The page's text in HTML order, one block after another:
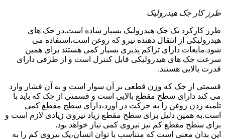
طرز کار جک هیدرولیک
طرز کارکرد یک جک هیدرولیک بسیار ساده است.در جک های
هیدرولیکی از انتقال دهنده نیرو که روغن است،استفاده می
شود.مایعات دارای تراکم پذیری بسیار کمی هستند برای همین
سرعت جک های هیدرولیکی قابل کنترل است و از طرفی دارای
قدرت بالایی هستند.
قسمتی از جک که وزن قطعی بر آن سوار است و به آن فشار وارد
می کند دارای سطح مقطع بالایی است و قسمتی از جک که باید با
تلمبه زدن روغن را به حرکت در آورد،دارای سطح مقطع کمی
است.به همین دلیل برای سطح مقطع زیاد نیروی زیادی لازم است و
برای سطح مقطع کم نیز نیروی کمی نیاز خواهد بود.
این بدان معنی است که متناسب با توان انسان،یک نیروی کم را به